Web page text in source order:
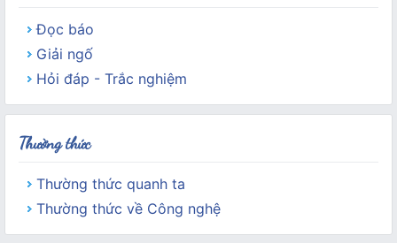
Đọc báo
Giải ngố
Hỏi đáp - Trắc nghiệm
Thường thức
Thường thức quanh ta
Thường thức về Công nghệ